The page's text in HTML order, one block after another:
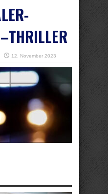
12. November 2023